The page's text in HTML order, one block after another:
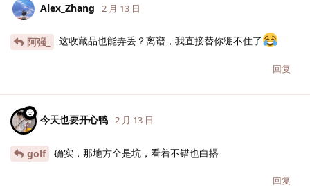
Alex_Zhang 2 月 13 日
阿强_ 这收藏品也能弄丢？离谱，我直接替你绷不住了
回复
今天也要开心鸭 2 月 13 日
golf 确实，那地方全是坑，看着不错也白搭
回复